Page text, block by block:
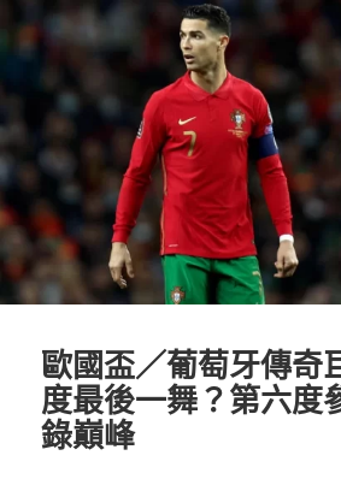
歐國盃／葡萄牙傳奇
度最後一舞？第六度
錄巔峰